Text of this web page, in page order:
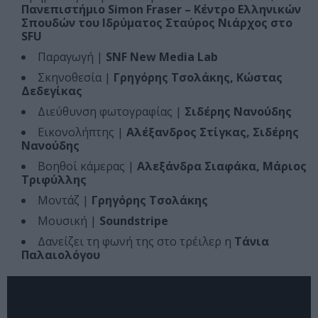
Πανεπιστήμιο Simon Fraser – Κέντρο Ελληνικών
Σπουδών του Ιδρύματος Σταύρος Νιάρχος στο
SFU
Παραγωγή | SNF New Media Lab
Σκηνοθεσία | Γρηγόρης Τσολάκης, Κώστας
Δεδεγίκας
Διεύθυνση φωτογραφίας | Σιδέρης Νανούδης
Εικονολήπτης | Αλέξανδρος Στίγκας, Σιδέρης
Νανούδης
Βοηθοί κάμερας | Αλεξάνδρα Σιαφάκα, Μάριος
Τριφύλλης
Μοντάζ | Γρηγόρης Τσολάκης
Μουσική | Soundstripe
Δανείζει τη φωνή της στο τρέιλερ η Τάνια
Παλαιολόγου